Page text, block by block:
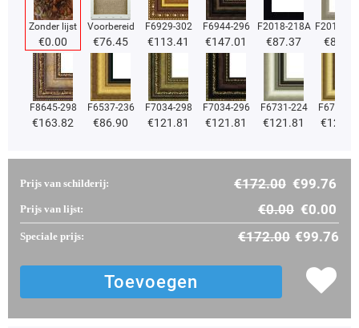
Zonder lijst
€0.00
Voorbereid
€76.45
F6929-302
€113.41
F6944-296
€147.01
F2018-218A
€87.37
F2018-
€87.37
F8645-298
€163.82
F6537-236
€86.90
F7034-298
€121.81
F7034-296
€121.81
F6731-224
€121.81
F6731-
€
Prijs van schilderij: €172.00 €99.76
Prijs van lijst: €0.00 €0.00
Speciale prijs: €172.00 €99.76